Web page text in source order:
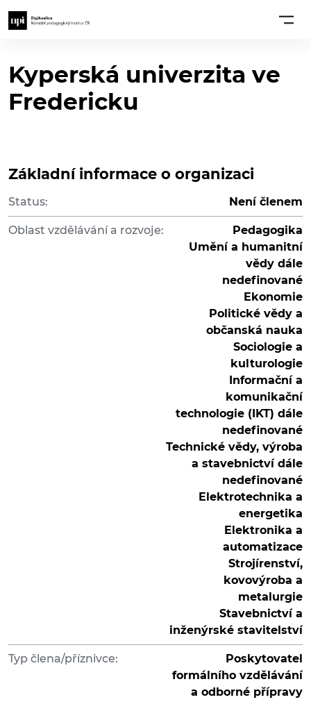
Kyperská univerzita ve
Fredericku
Základní informace o organizaci
Status: Není členem
Oblast vzdělávání a rozvoje:
Pedagogika
Umění a humanitní
vědy dále
nedefinované
Ekonomie
Politické vědy a
občanská nauka
Sociologie a
kulturologie
Informační a
komunikační
technologie (IKT) dále
nedefinované
Technické vědy, výroba
a stavebnictví dále
nedefinované
Elektrotechnika a
energetika
Elektronika a
automatizace
Strojírenství,
kovovýroba a
metalurgie
Stavebnictví a
inženýrské stavitelství
Typ člena/příznivce:
Poskytovatel
formálního vzdělávání
a odborné přípravy